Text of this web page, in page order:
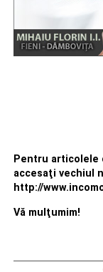
Pentru articolele
accesaţi vechiul
http://
Vă mulţumim!